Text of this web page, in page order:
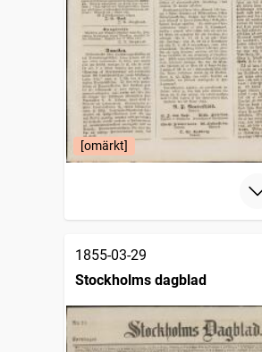
[omärkt]
1855-03-29
Stockholms dagblad